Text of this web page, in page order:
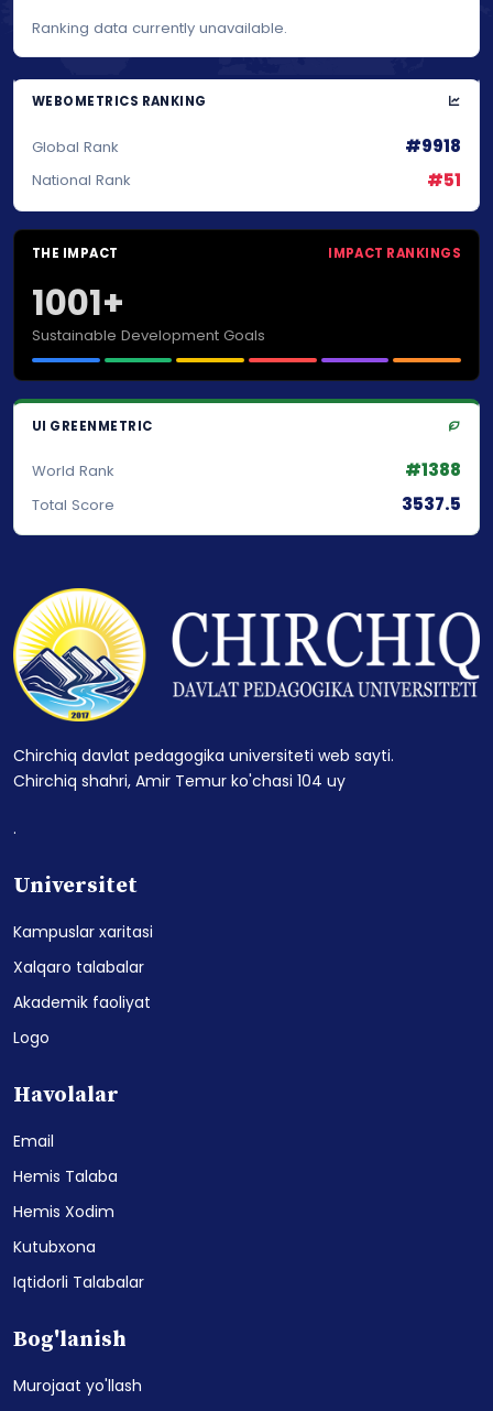
Ranking data currently unavailable.
WEBOMETRICS RANKING
Global Rank #9918
National Rank #51
THE IMPACT IMPACT RANKINGS
1001+
Sustainable Development Goals
UI GREENMETRIC
World Rank #1388
Total Score 3537.5
Chirchiq davlat pedagogika universiteti web sayti.
Chirchiq shahri, Amir Temur ko'chasi 104 uy
.
Universitet
Kampuslar xaritasi
Xalqaro talabalar
Akademik faoliyat
Logo
Havolalar
Email
Hemis Talaba
Hemis Xodim
Kutubxona
Iqtidorli Talabalar
Bog'lanish
Murojaat yo'llash